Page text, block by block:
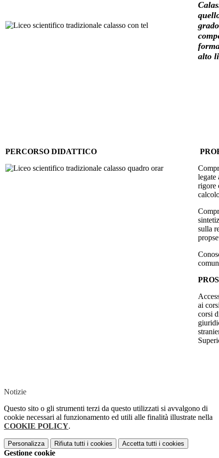
alto
PERCORSO DIDATTICO
legate
rigore
sulla
ai
corsi
Notizie
Questo sito o gli strumenti terzi da questo utilizzati si avvalgono di
cookie necessari al funzionamento ed utili alle finalità illustrate nella
COOKIE POLICY.
Personalizza Rifiuta tutti i cookies Accetta tutti i cookies
Gestione cookie